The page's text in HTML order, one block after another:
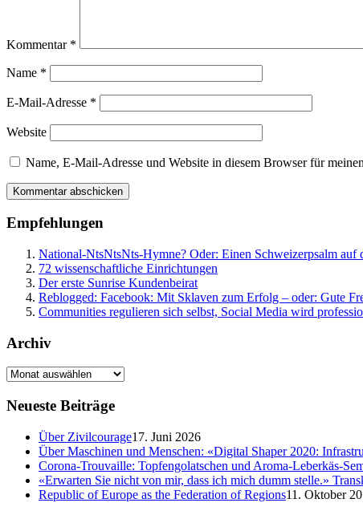
Kommentar *
Name *
E-Mail-Adresse *
Website
Name, E-Mail-Adresse und Website in diesem Browser für
Empfehlungen
National-NtsNtsNts-Hymne? Oder: Einen Schweizerpsalm
72 wissenschaftliche Einrichtungen
Der erste Sunrise Kundenbeirat
Reblogged: Facebook: Mit Sklaven zum Erfolg – oder: Gute
Communities regulieren sich selbst, Social Media wird
Archiv
Neueste Beiträge
Über Zivilcourage17. Juni 2026
Über Maschinen und Menschen: «Digital Shaper 2020:
Corona-Trouvaille: Topfengolatschen und Aroma-Leberkäs-
«Erwarten Sie nicht von mir, dass ich mich dumm stelle.»
Republic of Europe as the Federation of Regions11. Oktober